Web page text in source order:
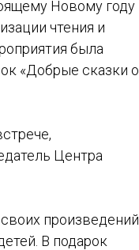
Новому году
чтения и
была
«Добрые сказки о
Центра
произведений
В подарок